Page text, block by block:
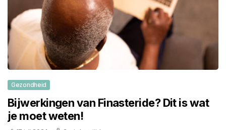
Gezondheid
Bijwerkingen van Finasteride? Dit is wat
je moet weten!